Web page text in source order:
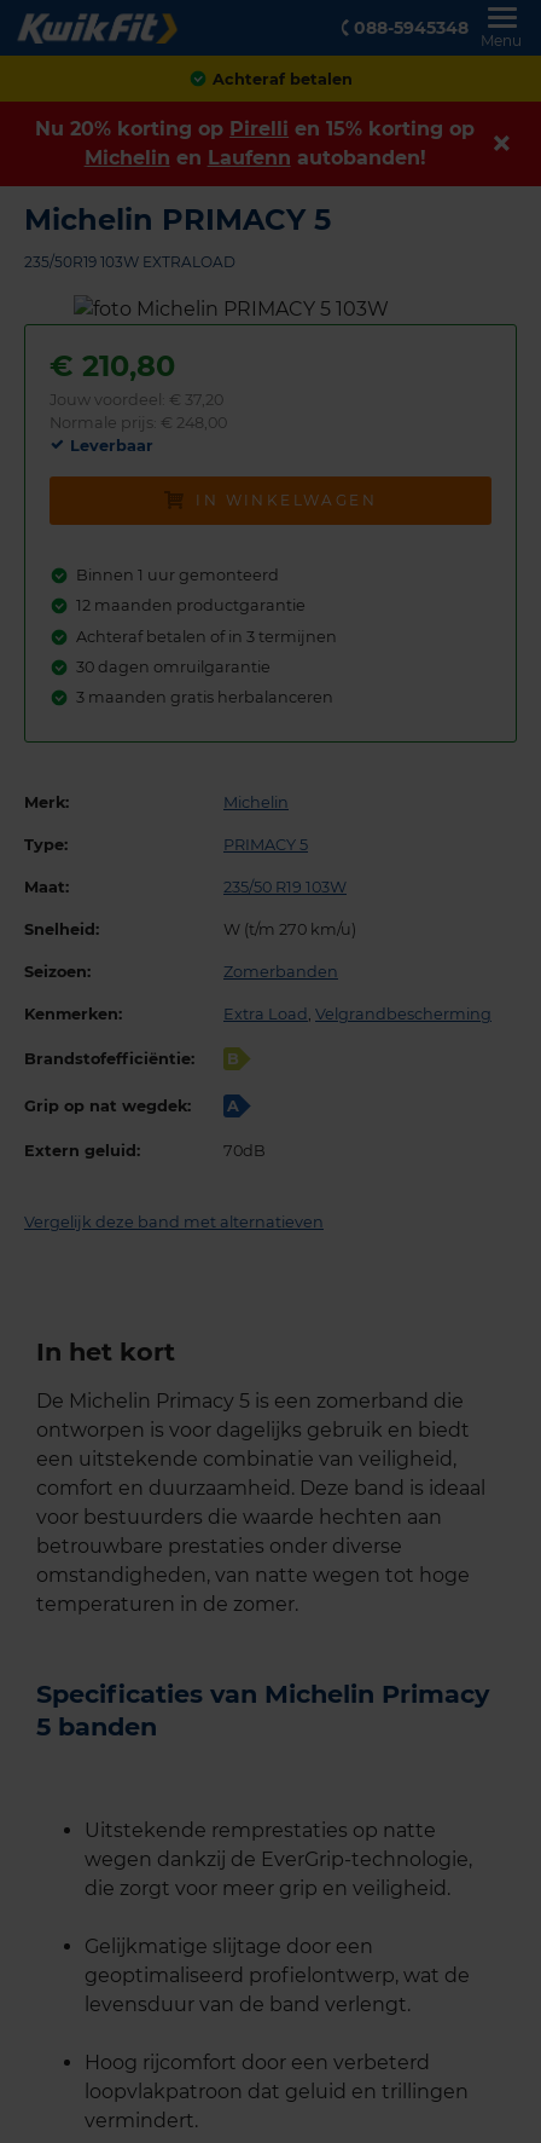
088-5945348
Menu
Achteraf betalen
Nu 20% korting op Pirelli en 15% korting op
Michelin en Laufenn autobanden!
Michelin PRIMACY 5
235/50R19 103W EXTRALOAD
€ 210,80
Jouw voordeel: € 37,20
Normale prijs: € 248,00
Leverbaar
IN WINKELWAGEN
Binnen 1 uur gemonteerd
12 maanden productgarantie
Achteraf betalen of in 3 termijnen
30 dagen omruilgarantie
3 maanden gratis herbalanceren
Merk: Michelin
Type: PRIMACY 5
Maat: 235/50 R19 103W
Snelheid: W (t/m 270 km/u)
Seizoen: Zomerbanden
Kenmerken: Extra Load Velgrandbescherming
Brandstofefficiëntie: B
Grip op nat wegdek: A
Extern geluid: 70dB
Vergelijk deze band met alternatieven
In het kort
De Michelin Primacy 5 is een zomerband die
ontworpen is voor dagelijks gebruik en biedt
een uitstekende combinatie van veiligheid,
comfort en duurzaamheid. Deze band is ideaal
voor bestuurders die waarde hechten aan
betrouwbare prestaties onder diverse
omstandigheden, van natte wegen tot hoge
temperaturen in de zomer.
Specificaties van Michelin Primacy
5 banden
Uitstekende remprestaties op natte
wegen dankzij de EverGrip-technologie,
die zorgt voor meer grip en veiligheid.
Gelijkmatige slijtage door een
geoptimaliseerd profielontwerp, wat de
levensduur van de band verlengt.
Hoog rijcomfort door een verbeterd
loopvlakpatroon dat geluid en trillingen
vermindert.